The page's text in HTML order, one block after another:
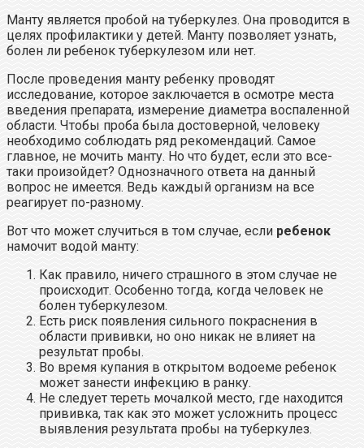
Манту является пробой на туберкулез. Она проводится в
целях профилактики у детей. Манту позволяет узнать,
болен ли ребенок туберкулезом или нет.
После проведения манту ребенку проводят
исследование, которое заключается в осмотре места
введения препарата, измерение диаметра воспаленной
области. Чтобы проба была достоверной, человеку
необходимо соблюдать ряд рекомендаций. Самое
главное, не мочить манту. Но что будет, если это все-
таки произойдет? Однозначного ответа на данный
вопрос не имеется. Ведь каждый организм на все
реагирует по-разному.
Вот что может случиться в том случае, если ребенок
намочит водой манту:
Как правило, ничего страшного в этом случае не
происходит. Особенно тогда, когда человек не
болен туберкулезом.
Есть риск появления сильного покраснения в
области прививки, но оно никак не влияет на
результат пробы.
Во время купания в открытом водоеме ребенок
может занести инфекцию в ранку.
Не следует тереть мочалкой место, где находится
прививка, так как это может усложнить процесс
выявления результата пробы на туберкулез.